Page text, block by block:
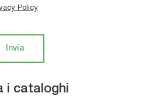
i cataloghi
Policy
Invia